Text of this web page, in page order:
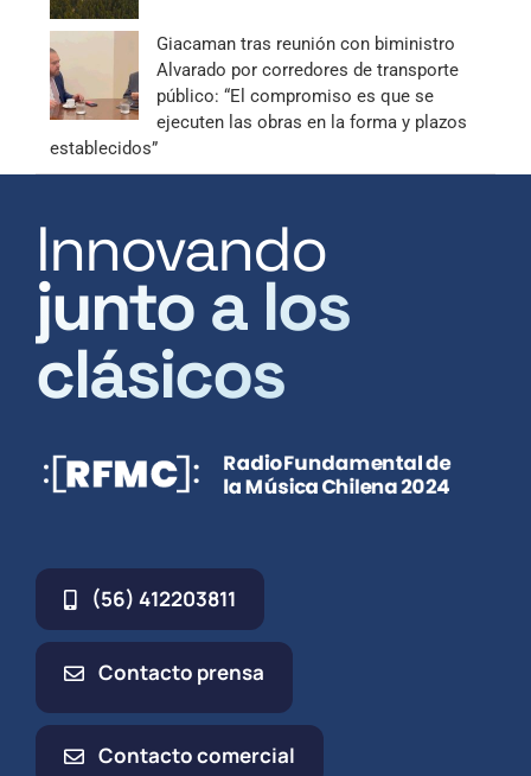
Giacaman tras reunión con biministro
Alvarado por corredores de transporte
público: “El compromiso es que se
ejecuten las obras en la forma y plazos
establecidos”
Innovando
junto a los
clásicos
(56) 412203811
Contacto prensa
Contacto comercial